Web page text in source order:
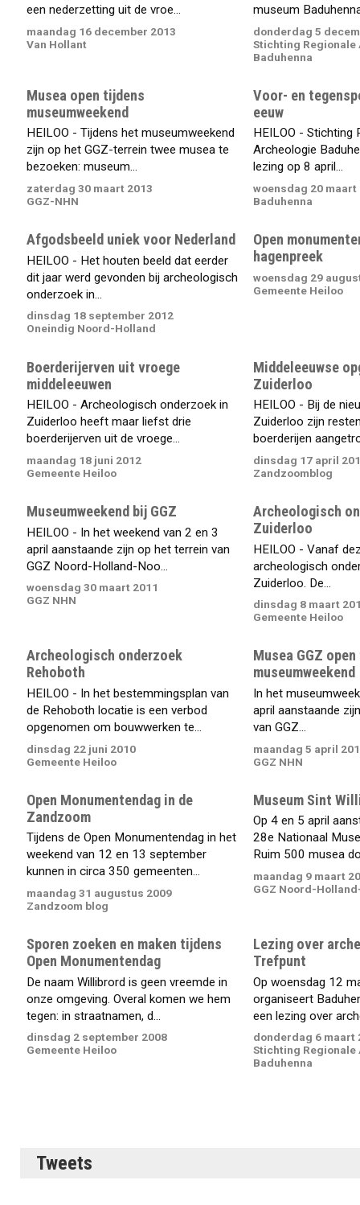
een nederzetting uit de vroe...
maandag 16 december 2013
Van Hollant
museum
donderdag 5
Stichting Regionale
Baduhenna
Musea open tijdens
museumweekend
HEILOO - Tijdens het museumweekend
zijn op het GGZ-terrein twee musea te
bezoeken: museum...
zaterdag 30 maart 2013
GGZ-NHN
Voor- en
eeuw
HEILOO - Stichting
Archeologie
lezing op 8 april...
woensdag 20 maart
Baduhenna
Afgodsbeeld uniek voor Nederland
HEILOO - Het houten beeld dat eerder
dit jaar werd gevonden bij archeologisch
onderzoek in...
dinsdag 18 september 2012
Oneindig Noord-Holland
Open
hagenpreek
woensdag 29
Gemeente Heiloo
Boerderijerven uit vroege
middeleeuwen
HEILOO - Archeologisch onderzoek in
Zuiderloo heeft maar liefst drie
boerderijerven uit de vroege...
maandag 18 juni 2012
Gemeente Heiloo
Middeleeuwse
Zuiderloo
HEILOO - Bij de
Zuiderloo zijn
boerderijen
dinsdag 17 april
Zandzoomblog
Museumweekend bij GGZ
HEILOO - In het weekend van 2 en 3
april aanstaande zijn op het terrein van
GGZ Noord-Holland-Noo...
woensdag 30 maart 2011
GGZ NHN
Archeologisch
Zuiderloo
HEILOO - Vanaf
archeologisch
Zuiderloo. De...
dinsdag 8 maart
Gemeente Heiloo
Archeologisch onderzoek
Rehoboth
HEILOO - In het bestemmingsplan van
de Rehoboth locatie is een verbod
opgenomen om bouwwerken te...
dinsdag 22 juni 2010
Gemeente Heiloo
Musea GGZ
museumweekend
In het
april aanstaande
van GGZ...
maandag 5 april
GGZ NHN
Open Monumentendag in de
Zandzoom
Tijdens de Open Monumentendag in het
weekend van 12 en 13 september
kunnen in circa 350 gemeenten...
maandag 31 augustus 2009
Zandzoom blog
Museum Sint
Op 4 en 5 april
28e Nationaal
Ruim 500 musea
maandag 9 maart
GGZ Noord-
Sporen zoeken en maken tijdens
Open Monumentendag
De naam Willibrord is geen vreemde in
onze omgeving. Overal komen we hem
tegen: in straatnamen, d...
dinsdag 2 september 2008
Gemeente Heiloo
Lezing over
Trefpunt
Op woensdag 12
organiseert
een lezing over
donderdag 6 maart
Stichting Regionale
Baduhenna
Tweets